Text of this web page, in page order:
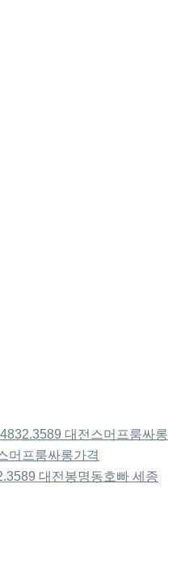
대전스머프룸싸롱
머프룸싸롱가격
대전봉명동호빠 세종